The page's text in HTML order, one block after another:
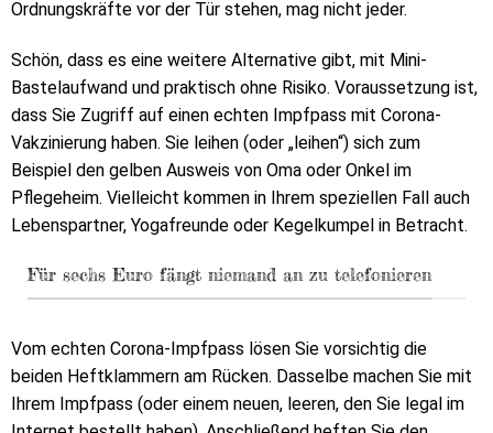
Ordnungskräfte vor der Tür stehen, mag nicht jeder.
Schön, dass es eine weitere Alternative gibt, mit Mini-
Bastelaufwand und praktisch ohne Risiko. Voraussetzung ist,
dass Sie Zugriff auf einen echten Impfpass mit Corona-
Vakzinierung haben. Sie leihen (oder „leihen“) sich zum
Beispiel den gelben Ausweis von Oma oder Onkel im
Pflegeheim. Vielleicht kommen in Ihrem speziellen Fall auch
Lebenspartner, Yogafreunde oder Kegelkumpel in Betracht.
Für sechs Euro fängt niemand an zu telefonieren
Vom echten Corona-Impfpass lösen Sie vorsichtig die
beiden Heftklammern am Rücken. Dasselbe machen Sie mit
Ihrem Impfpass (oder einem neuen, leeren, den Sie legal im